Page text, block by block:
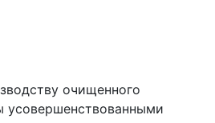
очищенного
усовершенствованными